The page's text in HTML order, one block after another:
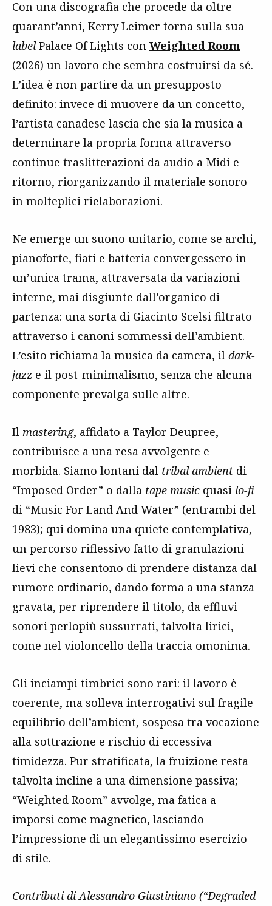
Con una discografia che procede da oltre
quarant’anni, Kerry Leimer torna sulla sua
labelPalace Of Lights con Weighted Room
(2026) un lavoro che sembra costruirsi da sé.
L’idea è non partire da un presupposto
definito: invece di muovere da un concetto,
l’artista canadese lascia che sia la musica a
determinare la propria forma attraverso
continue traslitterazioni da audio a Midi e
ritorno, riorganizzando il materiale sonoro
in molteplici rielaborazioni.
Ne emerge un suono unitario, come se archi,
pianoforte, fiati e batteria convergessero in
un’unica trama, attraversata da variazioni
interne, mai disgiunte dall’organico di
partenza: una sorta di Giacinto Scelsi filtrato
attraverso i canoni sommessi dell’ambient.
L’esito richiama la musica da camera, il dark-
jazz e il post-minimalismo, senza che alcuna
componente prevalga sulle altre.
Il mastering, affidato a Taylor Deupree,
contribuisce a una resa avvolgente e
morbida. Siamo lontani dal tribal ambient di
“Imposed Order” o dalla tape music quasi lo-fi
di “Music For Land And Water” (entrambi del
1983); qui domina una quiete contemplativa,
un percorso riflessivo fatto di granulazioni
lievi che consentono di prendere distanza dal
rumore ordinario, dando forma a una stanza
gravata, per riprendere il titolo, da effluvi
sonori perlopiù sussurrati, talvolta lirici,
come nel violoncello della traccia omonima.
Gli inciampi timbrici sono rari: il lavoro è
coerente, ma solleva interrogativi sul fragile
equilibrio dell’ambient, sospesa tra vocazione
alla sottrazione e rischio di eccessiva
timidezza. Pur stratificata, la fruizione resta
talvolta incline a una dimensione passiva;
“Weighted Room” avvolge, ma fatica a
imporsi come magnetico, lasciando
l’impressione di un elegantissimo esercizio
di stile.
Contributi di Alessandro Giustiniano (“Degraded